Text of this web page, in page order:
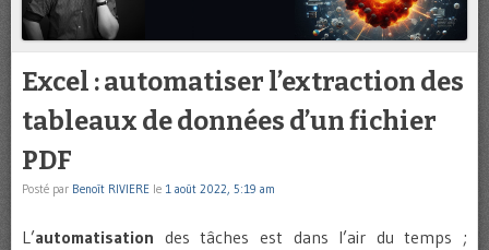
d’information
Excel : automatiser l’extraction des
tableaux de données d’un fichier
PDF
Posté par Benoît RIVIERE le 1 août 2022, 5:19 am
L’automatisation des tâches est dans l’air du temps ;